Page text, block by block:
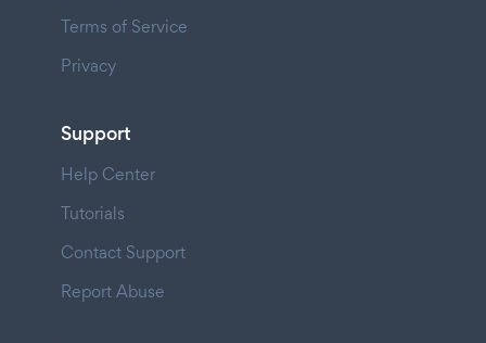
Terms of Service
Privacy
Support
Help Center
Tutorials
Contact Support
Report Abuse